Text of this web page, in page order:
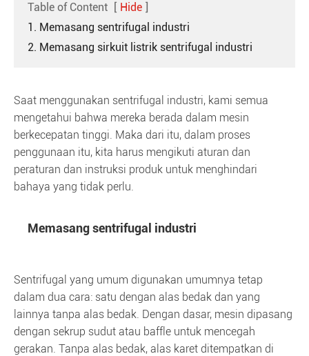
Table of Content [ Hide ]
1. Memasang sentrifugal industri
2. Memasang sirkuit listrik sentrifugal industri
Saat menggunakan sentrifugal industri, kami semua
mengetahui bahwa mereka berada dalam mesin
berkecepatan tinggi. Maka dari itu, dalam proses
penggunaan itu, kita harus mengikuti aturan dan
peraturan dan instruksi produk untuk menghindari
bahaya yang tidak perlu.
Memasang sentrifugal industri
Sentrifugal yang umum digunakan umumnya tetap
dalam dua cara: satu dengan alas bedak dan yang
lainnya tanpa alas bedak. Dengan dasar, mesin dipasang
dengan sekrup sudut atau baffle untuk mencegah
gerakan. Tanpa alas bedak, alas karet ditempatkan di